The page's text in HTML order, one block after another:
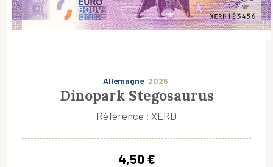
Allemagne 2025
Dinopark Stegosaurus
Référence : XERD
4,50 €